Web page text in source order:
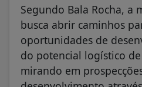
Segundo Bala Rocha, a
busca abrir caminhos
oportunidades de
do potencial logístico de
mirando em